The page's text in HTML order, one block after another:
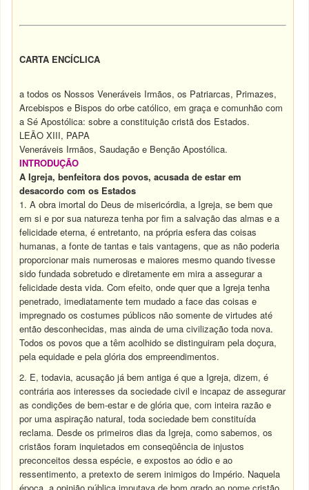
CARTA ENCÍCLICA
a todos os Nossos Veneráveis Irmãos, os Patriarcas, Primazes,
Arcebispos e Bispos do orbe católico, em graça e comunhão com
a Sé Apostólica: sobre a constituição cristã dos Estados.
LEÃO XIII, PAPA
Veneráveis Irmãos, Saudação e Benção Apostólica.
INTRODUÇÃO
A Igreja, benfeitora dos povos, acusada de estar em
desacordo com os Estados
1. A obra imortal do Deus de misericórdia, a Igreja, se bem que
em si e por sua natureza tenha por fim a salvação das almas e a
felicidade eterna, é entretanto, na própria esfera das coisas
humanas, a fonte de tantas e tais vantagens, que as não poderia
proporcionar mais numerosas e maiores mesmo quando tivesse
sido fundada sobretudo e diretamente em mira a assegurar a
felicidade desta vida. Com efeito, onde quer que a Igreja tenha
penetrado, imediatamente tem mudado a face das coisas e
impregnado os costumes públicos não somente de virtudes até
então desconhecidas, mas ainda de uma civilização toda nova.
Todos os povos que a têm acolhido se distinguiram pela doçura,
pela equidade e pela glória dos empreendimentos.
2. E, todavia, acusação já bem antiga é que a Igreja, dizem, é
contrária aos interesses da sociedade civil e incapaz de assegurar
as condições de bem-estar e de glória que, com inteira razão e
por uma aspiração natural, toda sociedade bem constituída
reclama. Desde os primeiros dias da Igreja, como sabemos, os
cristãos foram inquietados em conseqüência de injustos
preconceitos dessa espécie, e expostos ao ódio e ao
ressentimento, a pretexto de serem inimigos do Império. Naquela
época, a opinião pública imputava de bom grado ao nome cristão